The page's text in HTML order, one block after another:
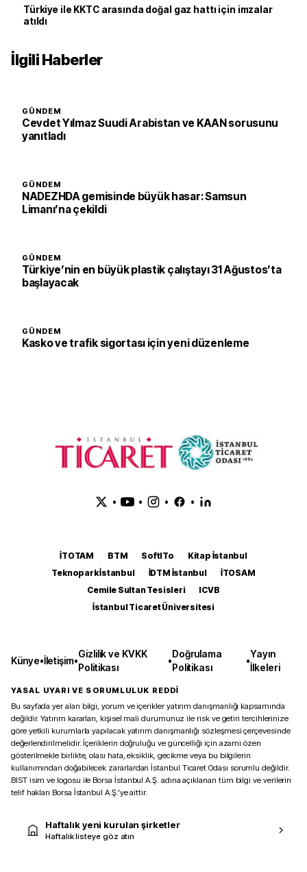
Türkiye ile KKTC arasında doğal gaz hattı için imzalar
atıldı
İlgili Haberler
GÜNDEM
Cevdet Yılmaz Suudi Arabistan ve KAAN sorusunu
yanıtladı
GÜNDEM
NADEZHDA gemisinde büyük hasar: Samsun
Limanı’na çekildi
GÜNDEM
Türkiye’nin en büyük plastik çalıştayı 31 Ağustos’ta
başlayacak
GÜNDEM
Kasko ve trafik sigortası için yeni düzenleme
• • • •
İTOTAM BTM SoftITo
Kitap İstanbul
Teknopark İstanbul
İDTM İstanbul
İTOSAM
Cemile Sultan Tesisleri
ICVB
İstanbul Ticaret Üniversitesi
Künye•İletişim•
Gizlilik ve KVKK
Politikası
•
Doğrulama
Politikası
•
Yayın
İlkeleri
YASAL UYARI VE SORUMLULUK REDDİ
Bu sayfada yer alan bilgi, yorum ve içerikler yatırım danışmanlığı kapsamında
değildir. Yatırım kararları, kişisel mali durumunuz ile risk ve getiri tercihlerinize
göre yetkili kurumlarla yapılacak yatırım danışmanlığı sözleşmesi çerçevesinde
değerlendirilmelidir. İçeriklerin doğruluğu ve güncelliği için azami özen
gösterilmekle birlikte, olası hata, eksiklik, gecikme veya bu bilgilerin
kullanımından doğabilecek zararlardan İstanbul Ticaret Odası sorumlu değildir.
BIST isim ve logosu ile Borsa İstanbul A.Ş. adına açıklanan tüm bilgi ve verilerin
telif hakları Borsa İstanbul A.Ş.’ye aittir.
Haftalık yeni kurulan şirketler
Haftalık listeye göz atın